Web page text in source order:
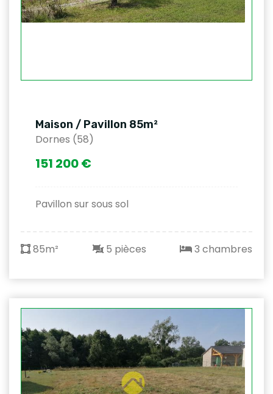
Maison / Pavillon 85m²
Dornes (58)
151 200 €
Pavillon sur sous sol
85m² 5 pièces 3 chambres